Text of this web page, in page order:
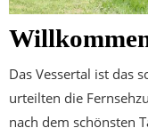
Das Vessertal ist das
urteilten die
nach dem schönsten